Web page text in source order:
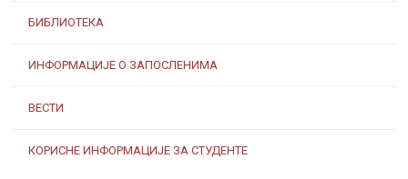
БИБЛИОТЕКА
ИНФОРМАЦИЈЕ О ЗАПОСЛЕНИМА
ВЕСТИ
КОРИСНЕ ИНФОРМАЦИЈЕ ЗА СТУДЕНТЕ